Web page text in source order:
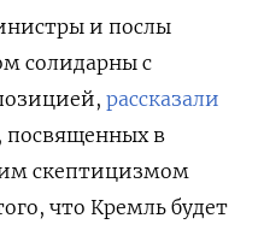
и послы
солидарны с
рассказали
посвященных в
скептицизмом
что Кремль будет